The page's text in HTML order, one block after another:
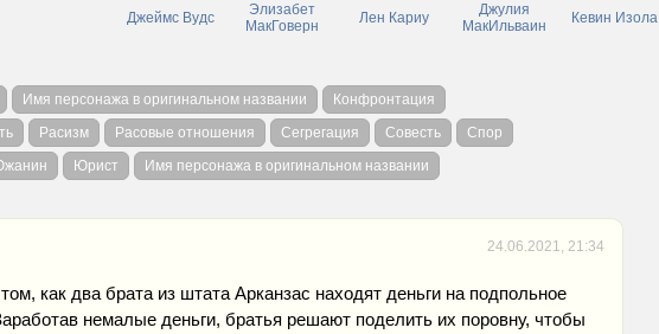
Джеймс Вудс
Элизабет
МакГоверн
Лен Кариу
Джулия
МакИльваин
Кевин Изола
Имя персонажа в оригинальном названии
Конфронтация
Расизм Расовые отношения Сегрегация Совесть
Спор
Юрист Имя персонажа в оригинальном названии
24.06.2021, 21:34
как два брата из штата Арканзас находят деньги на подпольное
немалые деньги, братья решают поделить их поровну, чтобы